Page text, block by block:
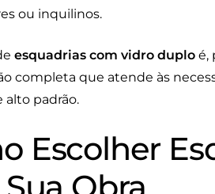
ou inquilinos.
esquadrias com vidro duplo é,
completa que atende às
alto padrão.
Escolher